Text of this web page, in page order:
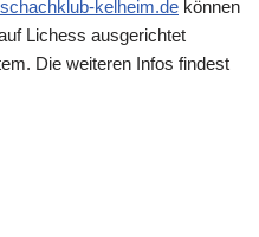
kelheim.de können
Lichess ausgerichtet
Die weiteren Infos findest